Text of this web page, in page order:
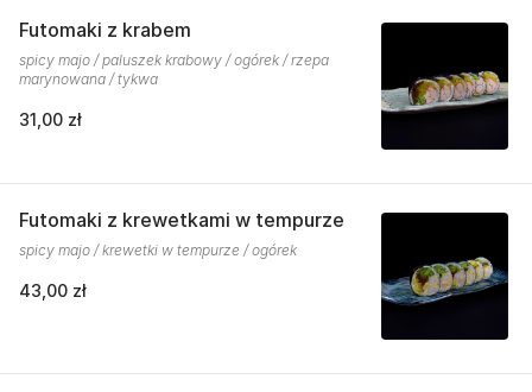
Futomaki z krabem
spicy majo / paluszek krabowy / ogórek / rzepa
marynowana / tykwa
31,00 zł
Futomaki z krewetkami w tempurze
spicy majo / krewetki w tempurze / ogórek
43,00 zł